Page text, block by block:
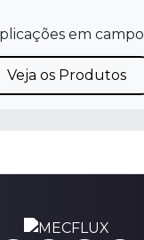
em campo
Veja os Produtos